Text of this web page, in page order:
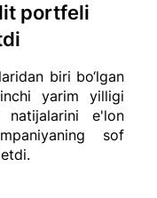
biri bo‘lgan
yarim yilligi
natijalarini e'lon
sof
portfeli